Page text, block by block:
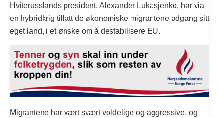
Hviterusslands president, Alexander Lukasjenko, har via
en hybridkrig tillatt de økonomiske migrantene adgang sitt
eget land, i et ønske om å destabilisere EU.
Migrantene har vært svært voldelige og aggressive, og